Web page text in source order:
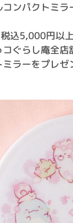
ンパクトミラ
込5,000円以
ぐらし庵全
ラーをプレゼ